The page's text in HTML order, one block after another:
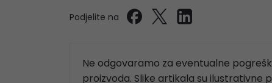
Podjelite na
Ne odgovaramo za eventualne
proizvoda. Slike artikala su ilustrativne